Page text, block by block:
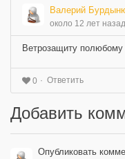
Валерий
около 12 лет назад
Ветрозащиту полюбому
0 Ответить
Добавить
Опубликовать